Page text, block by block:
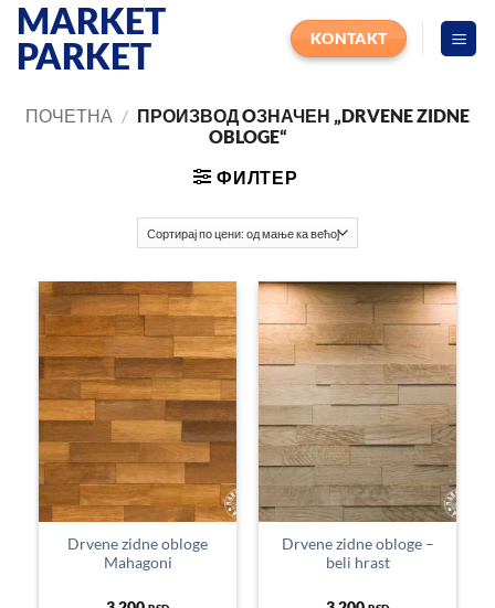
Прескочи
садржај
MARKET
PARKET
KONTAKT
ПОЧЕТНА / ПРОИЗВОД OЗНАЧЕН „DRVENE ZIDNE
OBLOGE“
ФИЛТЕР
Drvene zidne obloge
Mahagoni
Drvene zidne obloge –
beli hrast